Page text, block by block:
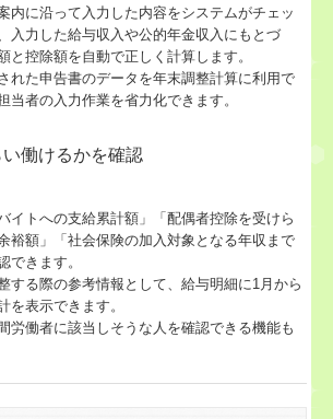
内に沿って入力した内容をシステムがチェッ
入力した給与収入や公的年金収入にもとづ
と控除額を自動で正しく計算します。
れた申告書のデータを年末調整計算に利用で
当者の入力作業を省力化できます。
働けるかを確認
イトへの支給累計額」「配偶者控除を受けら
裕額」「社会保険の加入対象となる年収まで
できます。
する際の参考情報として、給与明細に1月から
を表示できます。
労働者に該当しそうな人を確認できる機能も